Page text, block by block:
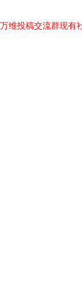
万维投稿交流群现有